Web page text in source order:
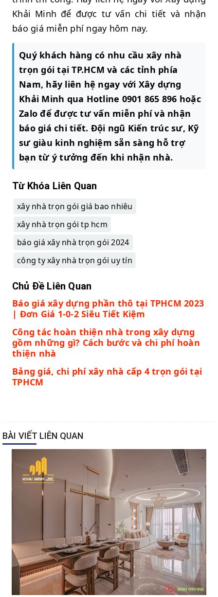
Khải Minh để được tư vấn chi tiết và nhận
báo giá miễn phí ngay hôm nay.
Quý khách hàng có nhu cầu xây nhà
trọn gói tại TP.HCM và các tỉnh phía
Nam, hãy liên hệ ngay với Xây dựng
Khải Minh qua Hotline 0901 865 896 hoặc
Zalo để được tư vấn miễn phí và nhận
báo giá chi tiết. Đội ngũ Kiến trúc sư, Kỹ
sư giàu kinh nghiệm sẵn sàng hỗ trợ
bạn từ ý tưởng đến khi nhận nhà.
Từ Khóa Liên Quan
xây nhà trọn gói giá bao nhiêu
xây nhà trọn gói tp hcm
báo giá xây nhà trọn gói 2024
công ty xây nhà trọn gói uy tín
Chủ Đề Liên Quan
Báo giá xây dựng phần thô tại TPHCM 2023
| Đơn Giá 1-0-2 Siêu Tiết Kiệm
Công tác hoàn thiện nhà trong xây dựng
gồm những gì? Cách bước và chi phí hoàn
thiện nhà
Bảng giá, chi phí xây nhà cấp 4 trọn gói tại
TPHCM
BÀI VIẾT LIÊN QUAN